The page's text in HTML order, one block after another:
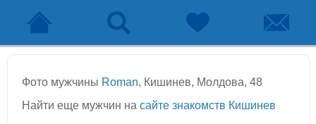
Фото мужчины Roman, Кишинев, Молдова, 48
Найти еще мужчин на сайте знакомств Кишинев